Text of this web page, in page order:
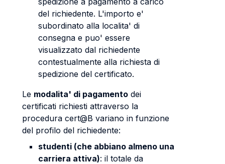
del richiedente. L'importo e'
subordinato alla localita' di
consegna e puo' essere
visualizzato dal richiedente
contestualmente alla richiesta di
spedizione del certificato.
Le modalita' di pagamento dei
certificati richiesti attraverso la
procedura cert@B variano in funzione
del profilo del richiedente:
studenti (che abbiano almeno una
carriera attiva): il totale da